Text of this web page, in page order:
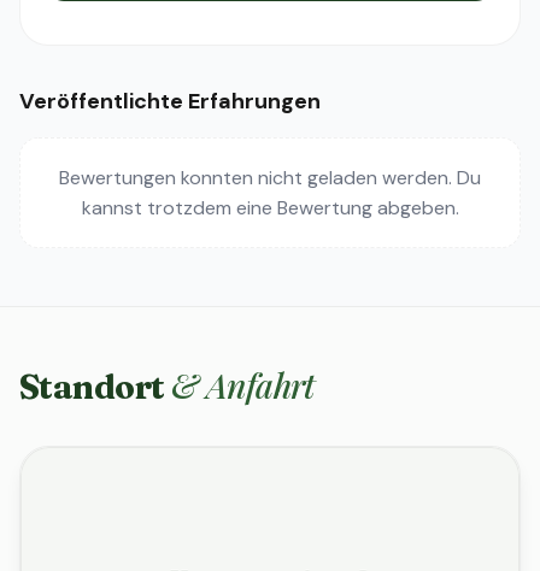
Veröffentlichte Erfahrungen
Bewertungen konnten nicht geladen werden. Du
kannst trotzdem eine Bewertung abgeben.
Standort & Anfahrt